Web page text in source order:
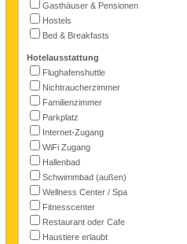
Gasthäuser & Pensionen
Hostels
Bed & Breakfasts
Hotelausstattung
Flughafenshuttle
Nichtraucherzimmer
Familienzimmer
Parkplatz
Internet-Zugang
WiFi Zugang
Hallenbad
Schwimmbad (außen)
Wellness Center / Spa
Fitnesscenter
Restaurant oder Cafe
Haustiere erlaubt